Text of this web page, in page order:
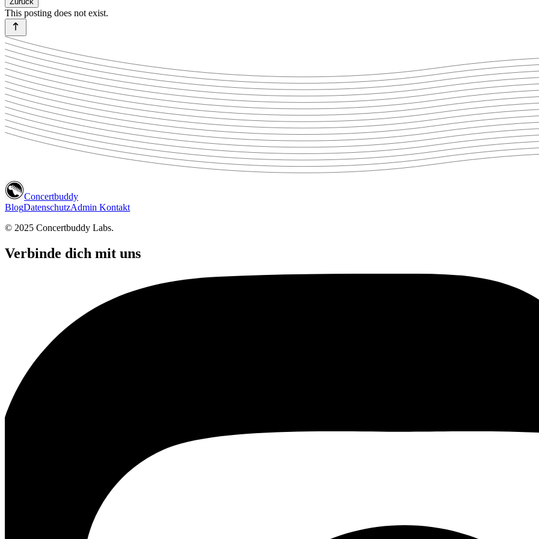
This posting does not exist.
Concertbuddy
BlogDatenschutzAdmin Kontakt
© 2025 Concertbuddy Labs.
Verbinde dich mit uns